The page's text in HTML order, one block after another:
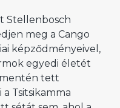
Stellenbosch
meg a Cango
képződményeivel,
egyedi életét
tett
Tsitsikamma